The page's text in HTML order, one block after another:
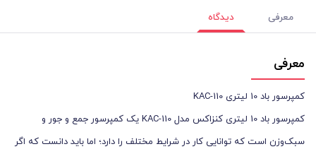
معرفی دیدگاه
معرفی
کمپرسور باد 10 لیتری KAC-110
کمپرسور باد 10 لیتری کنزاکس مدل KAC-110 یک کمپرسور جمع و جور و
سبک‌وزن است که توانایی کار در شرایط مختلف را دارد؛ اما باید دانست که اگر